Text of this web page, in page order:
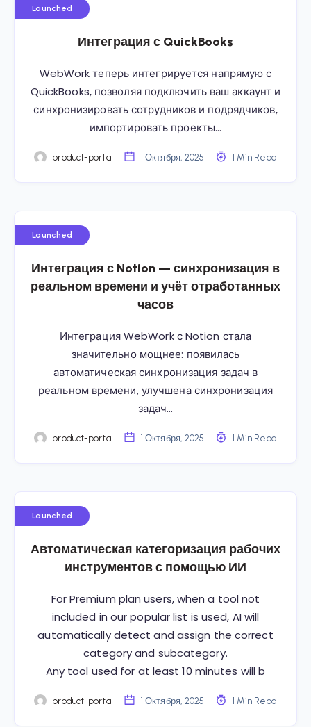
Launched
Интеграция с QuickBooks
WebWork теперь интегрируется напрямую с
QuickBooks, позволяя подключить ваш аккаунт и
синхронизировать сотрудников и подрядчиков,
импортировать проекты…
product-portal 1 Октября, 2025 1 Min Read
Launched
Интеграция с Notion — синхронизация в
реальном времени и учёт отработанных
часов
Интеграция WebWork с Notion стала
значительно мощнее: появилась
автоматическая синхронизация задач в
реальном времени, улучшена синхронизация
задач…
product-portal 1 Октября, 2025 1 Min Read
Launched
Автоматическая категоризация рабочих
инструментов с помощью ИИ
For Premium plan users, when a tool not
included in our popular list is used, AI will
automatically detect and assign the correct
category and subcategory.
Any tool used for at least 10 minutes will b
product-portal 1 Октября, 2025 1 Min Read